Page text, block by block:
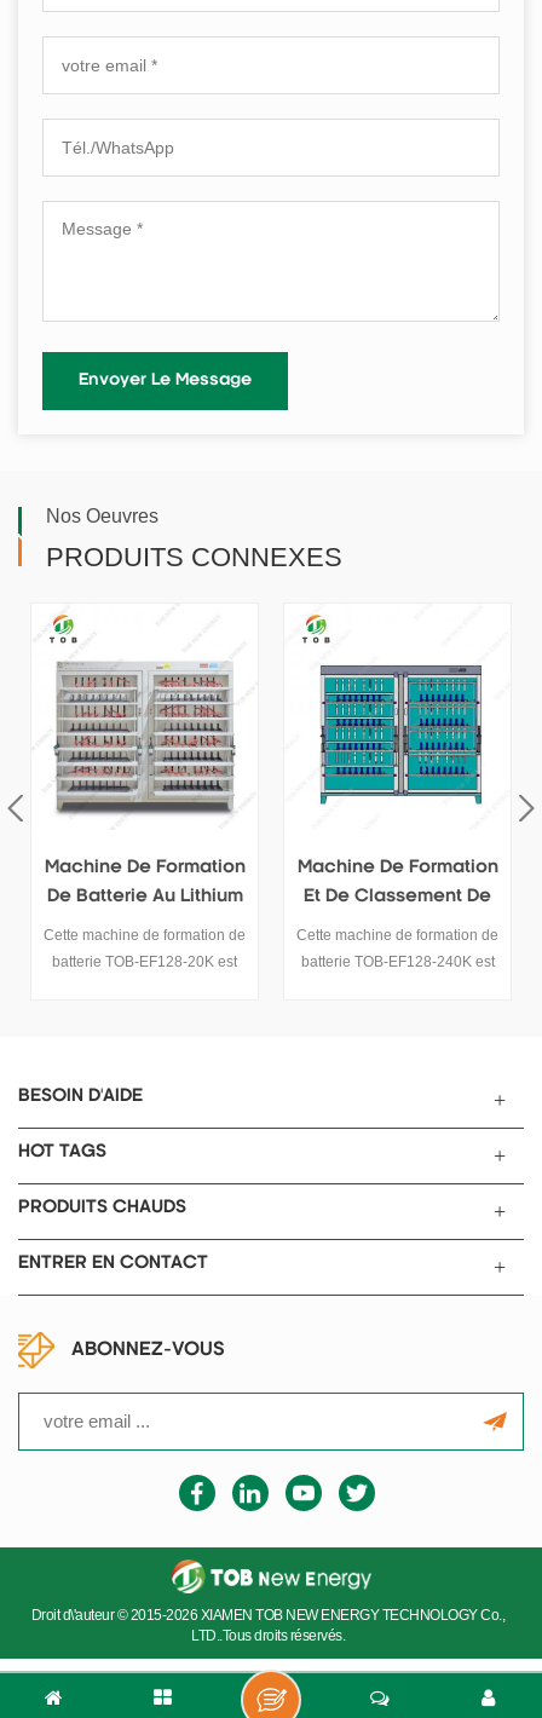
Nos Oeuvres
PRODUITS CONNEXES
Machine De Formation
Et De Classement De
Cellules Prismatiques
Au Lithium 5VMax240A
Cette machine de formation de
batterie TOB-EF128-240K est
cellules prismatiques.
Machine De Formation
De Pression Négative
5V20A Cette machine de
formation de batterie TOB-
BESOIN D'AIDE
HOT TAGS
PRODUITS CHAUDS
ENTRER EN CONTACT
ABONNEZ-VOUS
Droit d\'auteur © 2015-2026 XIAMEN TOB NEW ENERGY TECHNOLOGY Co.,
LTD..Tous droits réservés.